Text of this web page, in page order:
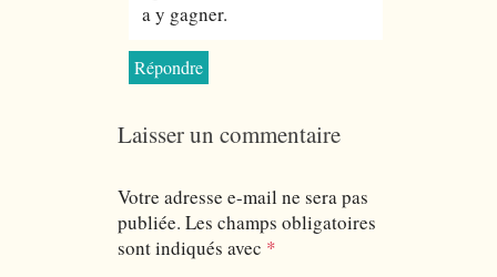
a y gagner.
Répondre
Laisser un commentaire
Votre adresse e-mail ne sera pas
publiée. Les champs obligatoires
sont indiqués avec *